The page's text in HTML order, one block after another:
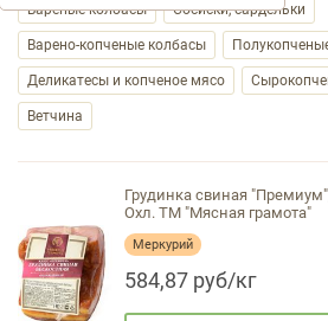
Вареные колбасы Сосиски, сардельки
Варено-копченые колбасы
Деликатесы и копченое мясо
Ветчина
Грудинка свиная
Охл. ТМ "Мясная грамота"
Меркурий
584,87 руб/кг